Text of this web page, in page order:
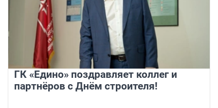
ГК «Едино» поздравляет коллег и
партнёров с Днём строителя!